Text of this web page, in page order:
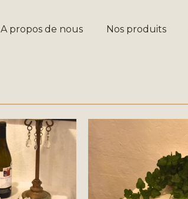
A propos de nous Nos produits